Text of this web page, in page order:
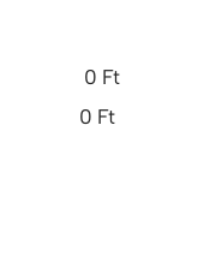
0 Ft
0 Ft